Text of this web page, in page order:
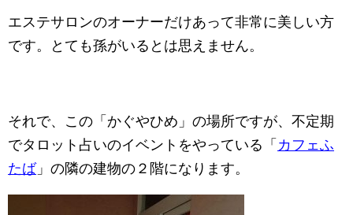
エステサロンのオーナーだけあって非常に美しい方
です。とても孫がいるとは思えません。
それで、この「かぐやひめ」の場所ですが、不定期
でタロット占いのイベントをやっている「 カフェふ
たば」の隣の建物の２階になります。